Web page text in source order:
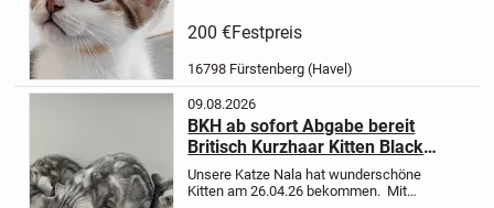
Da sie im Haushalt sozialisiert
wurden, sind sie allesamt stubenrein,
200 €Festpreis
16798 Fürstenberg (Havel)
09.08.2026
BKH ab sofort Abgabe bereit
Britisch Kurzhaar Kitten Black
Silver Tabby
Unsere Katze Nala hat wunderschöne
Kitten am 26.04.26 bekommen. Mit